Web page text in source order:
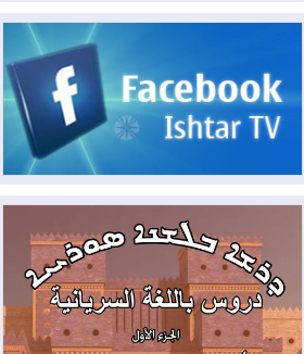
ملامح أخطر التحديات التي تواجه العراق
2026-08-05
حرائق فرنسا.. توقيف 402
شخص بينهم 156 قاصرا منذ بداية موسم
الحرائق
2026-08-04سومو: إنتاج النفط في إقليم
كوردستان انخفض إلى أقل من 10%
2026-08-04ملفات حقبة الكاظمي تعود إلى
الواجهة.. أنباء عن مراجعات قضائية
وتحقيقات أوسع في قضايا فساد